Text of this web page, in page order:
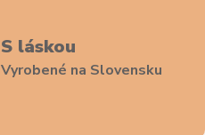
S láskou
Vyrobené na Slovensku